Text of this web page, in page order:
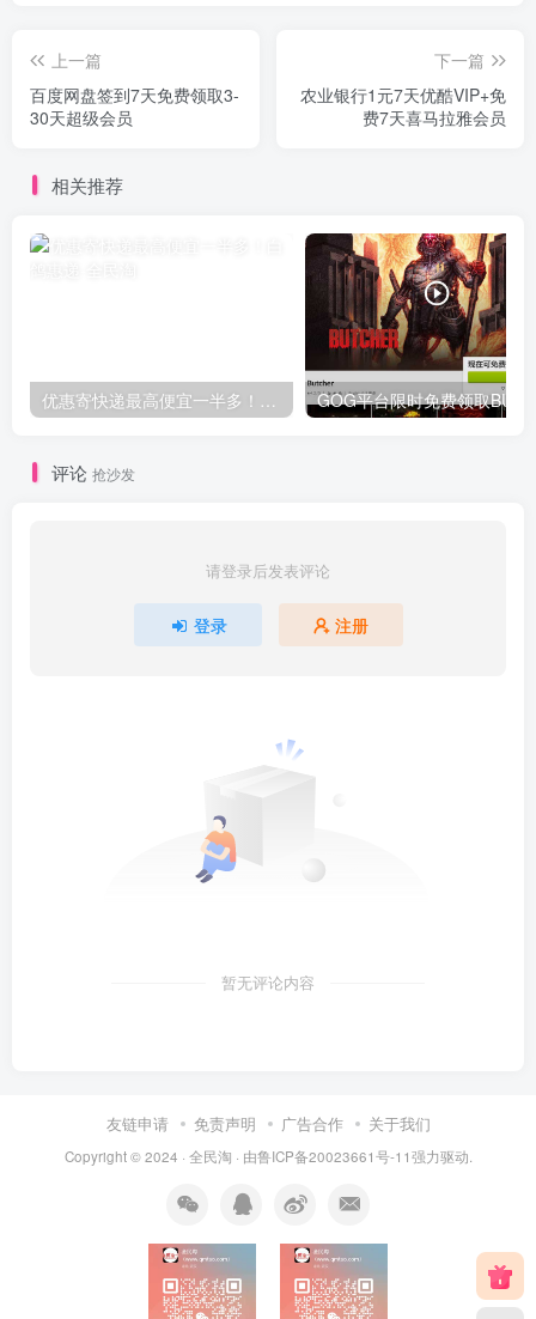
上一篇
百度网盘签到7天免费领取3-
30天超级会员
下一篇
农业银行1元7天优酷VIP+免
费7天喜马拉雅会员
相关推荐
评论 抢沙发
请登录后发表评论
登录 注册
暂无评论内容
友链申请 免责声明 广告合作 关于我们
Copyright © 2024 · 全民淘 · 由鲁ICP备20023661号-11强力驱动.